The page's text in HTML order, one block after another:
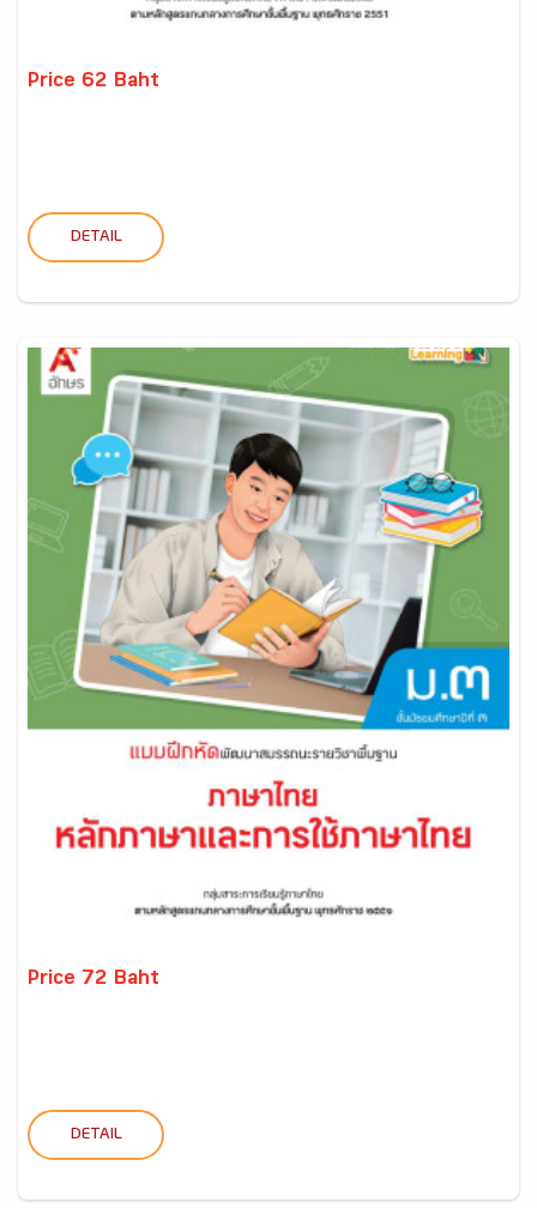
Price 62 Baht
DETAIL
Price 72 Baht
DETAIL